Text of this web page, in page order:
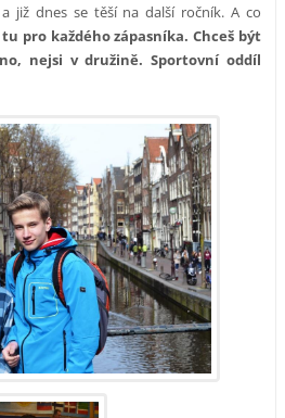
již dnes se těší na další ročník. A co
pro každého zápasníka. Chceš být
nejsi v družině. Sportovní oddíl